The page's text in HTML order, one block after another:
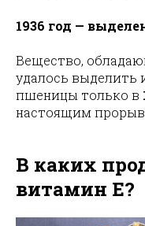
1936 год —
Вещество,
удалось выделить
пшеницы только в
настоящим
В каких
витамин E?